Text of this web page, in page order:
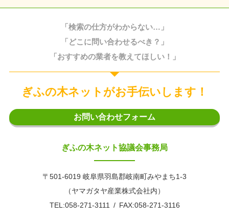
「検索の仕方がわからない…」
「どこに問い合わせるべき？」
「おすすめの業者を教えてほしい！」
ぎふの木ネットがお手伝いします！
お問い合わせフォーム
ぎふの木ネット協議会事務局
〒501-6019 岐阜県羽島郡岐南町みやまち1-3
（ヤマガタヤ産業株式会社内）
TEL:058-271-3111
FAX:058-271-3116